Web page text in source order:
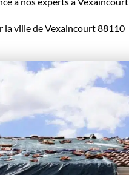
la ville de Vexaincourt 88110